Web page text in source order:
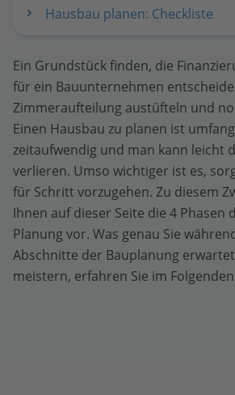
Hausbau planen: Checkliste
Ein Grundstück finden, die
für ein Bauunternehmen
Zimmeraufteilung austüfteln und
Einen Hausbau zu planen ist
zeitaufwendig und man kann leicht
verlieren. Umso wichtiger ist es,
für Schritt vorzugehen. Zu diesem
Ihnen auf dieser Seite die 4 Phasen
Planung vor. Was genau Sie
Abschnitte der Bauplanung
meistern, erfahren Sie im